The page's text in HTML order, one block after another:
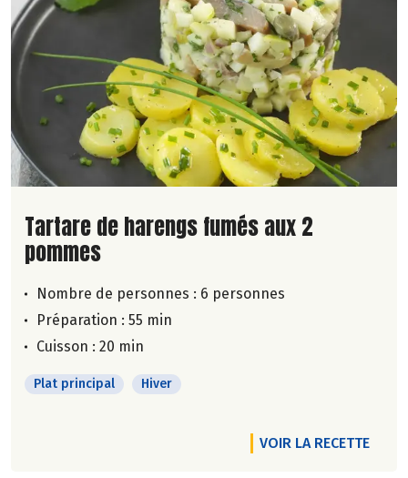
Lire la suite de la recette
Tartare de harengs fumés aux 2
pommes
Nombre de personnes : 6 personnes
Préparation : 55 min
Cuisson : 20 min
Plat principal Hiver
VOIR LA RECETTE